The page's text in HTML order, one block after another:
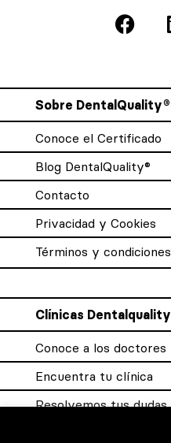
Sobre DentalQuality®
Conoce el Certificado
Blog DentalQuality®
Contacto
Privacidad y Cookies
Términos y condiciones
Clínicas Dentalquality
Conoce a los doctores
Encuentra tu clínica
Resolvemos tus dudas